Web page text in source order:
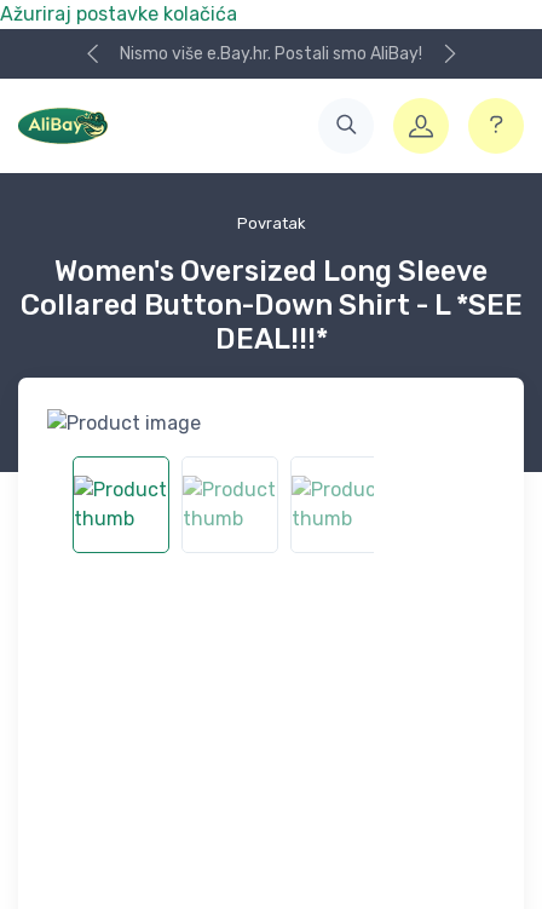
Ažuriraj postavke kolačića
Nismo više e.Bay.hr. Postali smo AliBay!
Povratak
Women's Oversized Long Sleeve
Collared Button-Down Shirt - L *SEE
DEAL!!!*